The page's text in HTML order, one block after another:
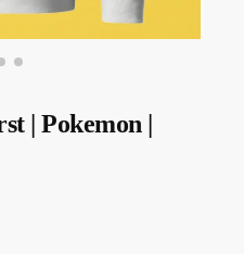
| Pokemon |